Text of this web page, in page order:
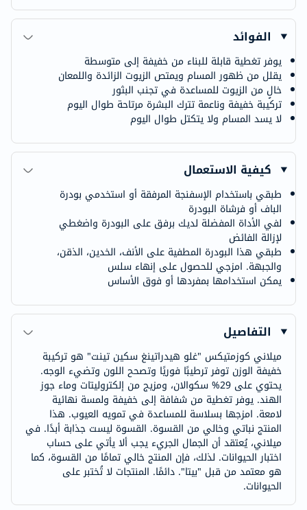
الفوائد
يوفر تغطية قابلة للبناء من خفيفة إلى متوسطة
يقلل من ظهور المسام ويمتص الزيوت الزائدة واللمعان
خالٍ من الزيوت للمساعدة في تجنب البثور
تركيبة خفيفة وناعمة تترك البشرة مرتاحة طوال اليوم
لا يسد المسام ولا يتكتل طوال اليوم
كيفية الاستعمال
طبقي باستخدام الإسفنجة المرفقة أو استخدمي بودرة
الباف أو فرشاة البودرة
لفي الأداة المفضلة لديك برفق على البودرة واضغطي
لإزالة الفائض
طبقي هذا البودرة المطفية على الأنف، الخدين، الذقن،
والجبهة. امزجي للحصول على إنهاء سلس
يمكن استخدامها بمفردها أو فوق الأساس
التفاصيل
ميلاني كوزمتيكس "غلو هيدراتينغ سكين تينت" هو تركيبة
خفيفة الوزن توفر ترطيبًا فوريًا وتصحح اللون وتضيء الوجه.
يحتوي على 29% سكوالان، ومزيج من إلكتروليتات وماء جوز
الهند. يوفر تغطية من شفافة إلى خفيفة ولمسة نهائية
لامعة. امزجها بسلاسة للمساعدة في تمويه العيوب. هذا
المنتج نباتي وخالي من القسوة. القسوة ليست جذابة أبدًا. في
ميلاني، يُعتقد أن الجمال الجريء يجب ألا يأتي على حساب
اختبار الحيوانات. لذلك، فإن المنتج خالي تمامًا من القسوة، كما
هو معتمد من قبل "بيتا". دائمًا. المنتجات لا تُختبر على
الحيوانات.